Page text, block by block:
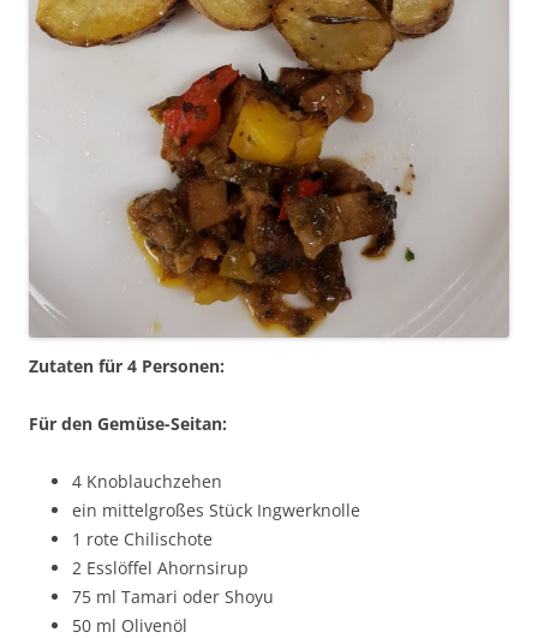
Zutaten für 4 Personen:
Für den Gemüse-Seitan:
4 Knoblauchzehen
ein mittelgroßes Stück Ingwerknolle
1 rote Chilischote
2 Esslöffel Ahornsirup
75 ml Tamari oder Shoyu
50 ml Olivenöl